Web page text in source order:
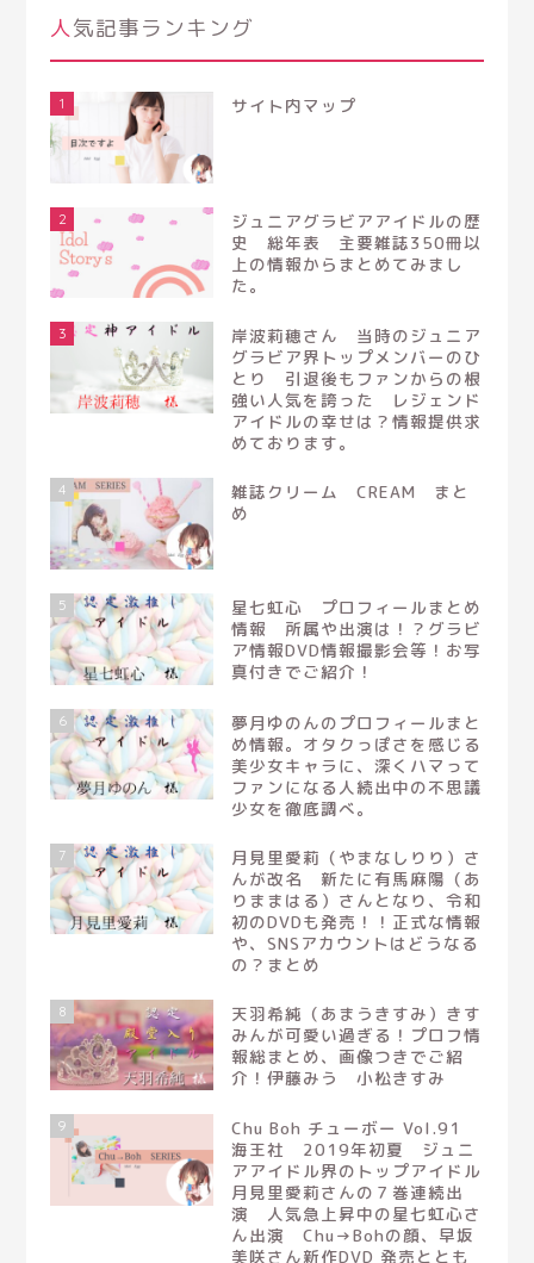
人気記事ランキング
1 サイト内マップ
2
ジュニアグラビアアイドルの歴
史 総年表 主要雑誌350冊以
上の情報からまとめてみまし
た。
3
岸波莉穂さん 当時のジュニア
グラビア界トップメンバーのひ
とり 引退後もファンからの根
強い人気を誇った レジェンド
アイドルの幸せは？情報提供求
めております。
4
雑誌クリーム CREAM まと
め
5
星七虹心 プロフィールまとめ
情報 所属や出演は！？グラビ
ア情報DVD情報撮影会等！お写
真付きでご紹介！
6
夢月ゆのんのプロフィールまと
め情報。オタクっぽさを感じる
美少女キャラに、深くハマって
ファンになる人続出中の不思議
少女を徹底調べ。
7
月見里愛莉（やまなしりり）さ
んが改名 新たに有馬麻陽（あ
りままはる）さんとなり、令和
初のDVDも発売！！正式な情報
や、SNSアカウントはどうなる
の？まとめ
8
天羽希純（あまうきすみ）きす
みんが可愛い過ぎる！プロフ情
報総まとめ、画像つきでご紹
介！伊藤みう 小松きすみ
9
Chu Boh チューボー Vol.91
海王社 2019年初夏 ジュニ
アアイドル界のトップアイドル
月見里愛莉さんの７巻連続出
演 人気急上昇中の星七虹心さ
ん出演 Chu→Bohの顔、早坂
美咲さん新作DVD 発売ととも